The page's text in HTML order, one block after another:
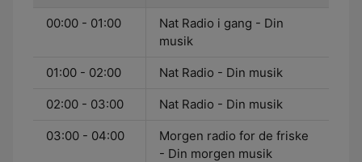
00:00 - 01:00
Nat Radio i gang - Din
musik
01:00 - 02:00 Nat Radio - Din musik
02:00 - 03:00 Nat Radio - Din musik
03:00 - 04:00
Morgen radio for de friske
- Din morgen musik